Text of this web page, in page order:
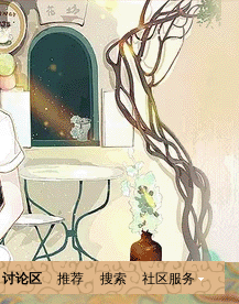
讨论区 推荐 搜索 社区服务